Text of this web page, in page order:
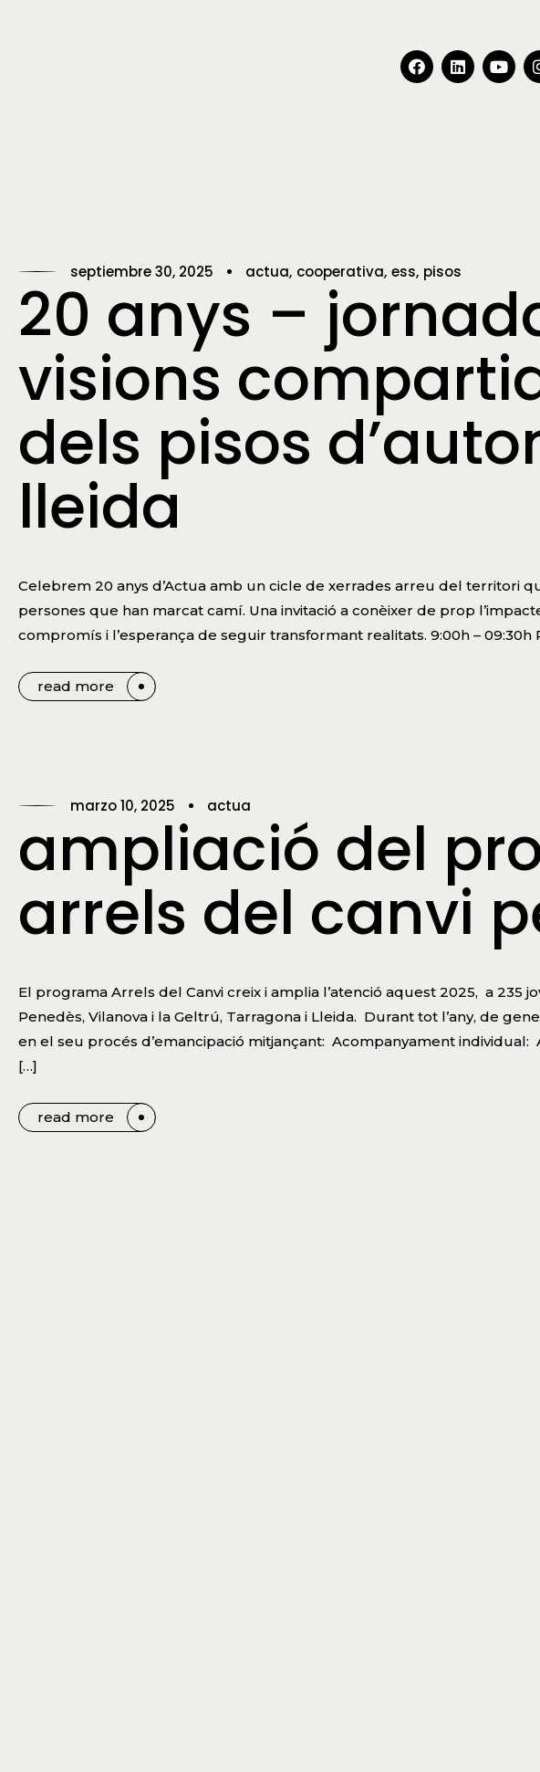
septiembre 30, 2025 actua cooperativa ess pisos
20 anys –
visions
dels pisos
lleida
Celebrem 20 anys d’Actua amb un cicle de xerrades arreu del territori
persones que han marcat camí. Una invitació a conèixer de prop
compromís i l’esperança de seguir transformant realitats. 9:00h – 09:30h
read more
marzo 10, 2025 actua
ampliació del
arrels del canvi
El programa Arrels del Canvi creix i amplia l’atenció aquest 2025, a 235
Penedès, Vilanova i la Geltrú, Tarragona i Lleida. Durant tot l’any, de
en el seu procés d’emancipació mitjançant: Acompanyament
[…]
read more